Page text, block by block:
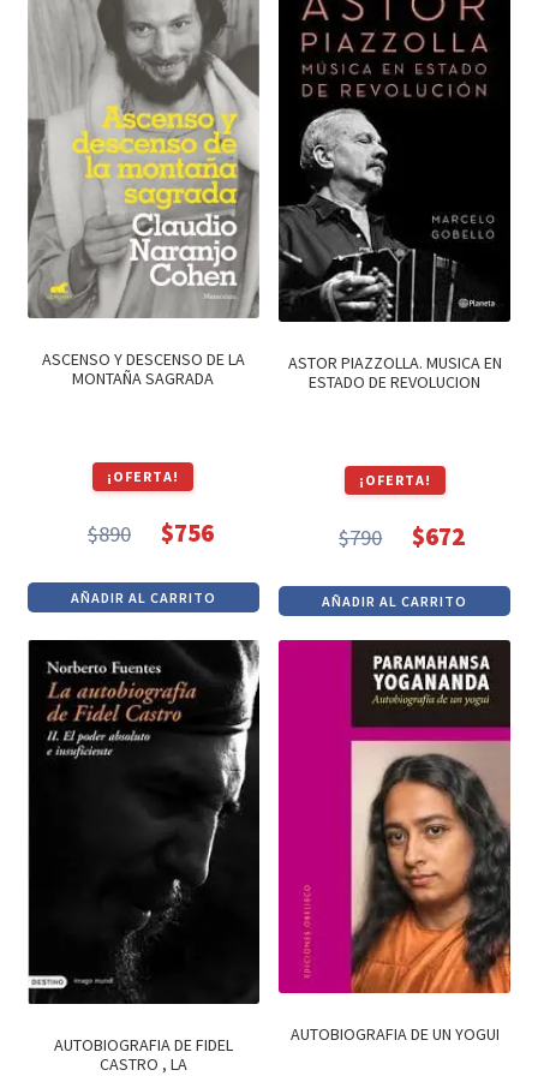
$790.
$672.
ASCENSO Y DESCENSO DE LA
MONTAÑA SAGRADA
¡OFERTA!
$890
precio
original
era:
$890.
$756
precio
actual
es:
$756.
AÑADIR AL CARRITO
ASTOR PIAZZOLLA. MUSICA EN
ESTADO DE REVOLUCION
¡OFERTA!
$790
precio
original
era:
$790.
$672
precio
actual
es:
$672.
AÑADIR AL CARRITO
AUTOBIOGRAFIA DE FIDEL
CASTRO , LA
AUTOBIOGRAFIA DE UN YOGUI